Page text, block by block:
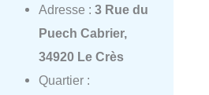
Adresse : 3 Rue du
Puech Cabrier,
34920 Le Crès
Quartier :